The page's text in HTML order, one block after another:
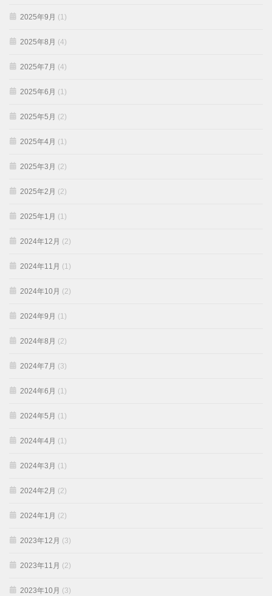
2025年9月 (1)
2025年8月 (4)
2025年7月 (4)
2025年6月 (1)
2025年5月 (2)
2025年4月 (1)
2025年3月 (2)
2025年2月 (2)
2025年1月 (1)
2024年12月 (2)
2024年11月 (1)
2024年10月 (2)
2024年9月 (1)
2024年8月 (2)
2024年7月 (3)
2024年6月 (1)
2024年5月 (1)
2024年4月 (1)
2024年3月 (1)
2024年2月 (2)
2024年1月 (2)
2023年12月 (3)
2023年11月 (2)
2023年10月 (3)